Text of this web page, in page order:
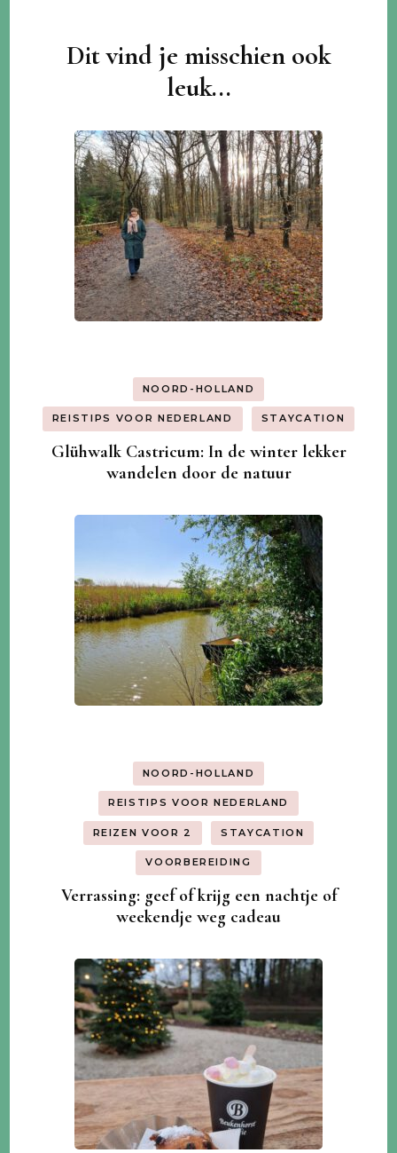
Dit vind je misschien ook
leuk...
NOORD-HOLLAND
REISTIPS VOOR NEDERLAND STAYCATION
Glühwalk Castricum: In de winter lekker
wandelen door de natuur
NOORD-HOLLAND
REISTIPS VOOR NEDERLAND
REIZEN VOOR 2 STAYCATION
VOORBEREIDING
Verrassing: geef of krijg een nachtje of
weekendje weg cadeau